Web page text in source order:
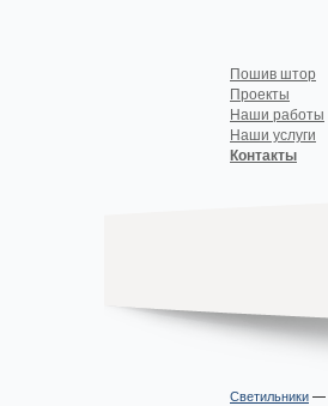
Пошив штор
Проекты
Наши работы
Наши услуги
Контакты
Светильники—